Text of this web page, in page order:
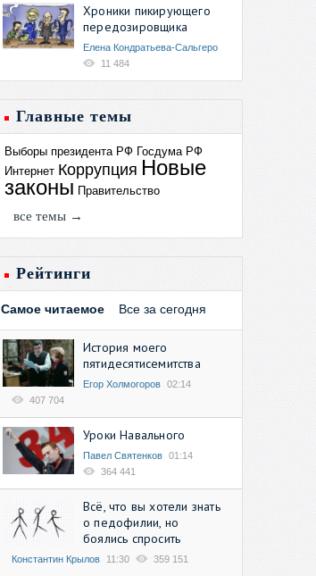
Хроники пикирующего
передозировщика
Елена Кондратьева-Сальгеро
11 484
Главные темы
Выборы президента РФ Госдума РФ
Интернет Коррупция Новые
законы Правительство
все темы →
Рейтинги
Самое читаемое Все за сегодня
История моего
пятидесятисемитства
Егор Холмогоров 02:14
407 704
Уроки Навального
Павел Святенков 01:14
364 441
Всё, что вы хотели знать
о педофилии, но
боялись спросить
Константин Крылов 11:30 359 151